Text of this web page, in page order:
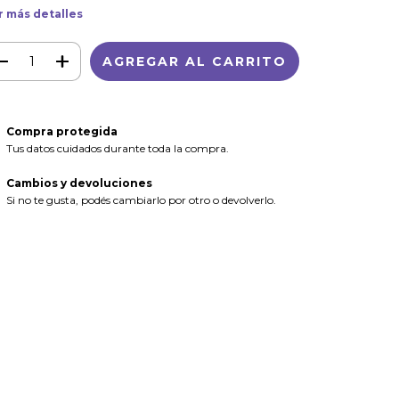
más detalles
Compra protegida
Tus datos cuidados durante toda la compra.
Cambios y devoluciones
Si no te gusta, podés cambiarlo por otro o devolverlo.